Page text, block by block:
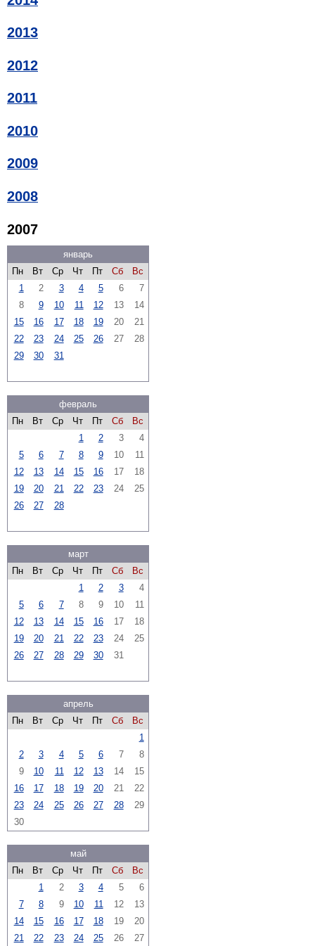
2013
2012
2011
2010
2009
2008
2007
январь
Пн
Вт Ср Чт Пт Сб
Вс
1
2 3 4 5 6
7
8
9 10 11 12 13
14
15
16 17 18 19 20
21
22
23 24 25 26 27
28
29
30 31
февраль
Пн
Вт Ср Чт Пт Сб
Вс
1
2 3
4
5
6 7 8 9 10
11
12
13 14 15 16 17
18
19
20 21 22 23 24
25
26
27 28
март
Пн
Вт Ср Чт Пт Сб
Вс
1
2 3
4
5
6 7 8 9 10
11
12
13 14 15 16 17
18
19
20 21 22 23 24
25
26
27 28 29 30 31
апрель
Пн
Вт Ср Чт Пт Сб
Вс
1
2
3 4 5 6 7
8
9
10 11 12 13 14
15
16
17 18 19 20 21
22
23
24 25 26 27 28
29
30
май
Пн
Вт Ср Чт Пт Сб
Вс
1
2 3 4 5
6
7
8 9 10 11 12
13
14
15 16 17 18 19
20
21
22 23 24 25 26
27